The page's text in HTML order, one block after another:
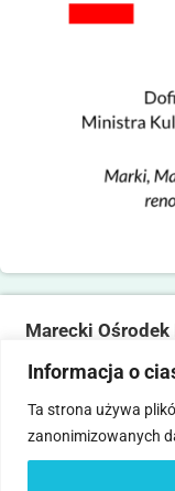
Informacja o
Ta strona używa
zanonimizowanych
Marecki
ul.
tel. 22 781
Statut
Pliki